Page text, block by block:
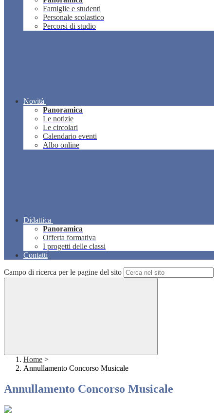
Famiglie e studenti
Personale scolastico
Percorsi di studio
Novità
Panoramica
Le notizie
Le circolari
Calendario eventi
Albo online
Didattica
Panoramica
Offerta formativa
I progetti delle classi
Contatti
Campo di ricerca per le pagine del sito
Home >
Annullamento Concorso Musicale
Annullamento Concorso Musicale